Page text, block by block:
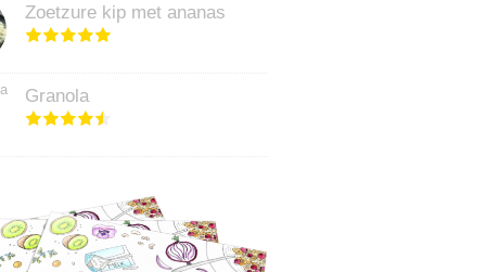
Zoetzure kip met ananas
Granola